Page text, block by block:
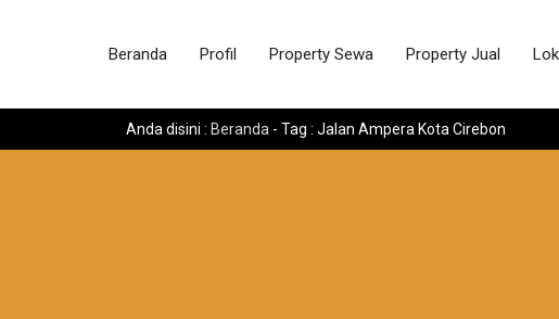
Beranda Profil Property Sewa Property Jual
Anda disini : Beranda - Tag : Jalan Ampera Kota Cirebon